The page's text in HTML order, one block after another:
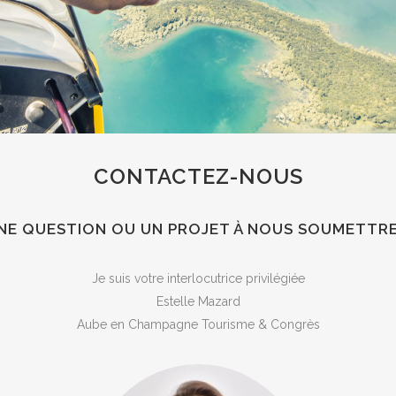
CONTACTEZ-NOUS
QUESTION OU UN PROJET À NOUS
Je suis votre interlocutrice privilégiée
Estelle Mazard
Aube en Champagne Tourisme & Congrès